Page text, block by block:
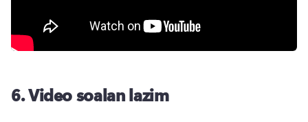
6.Video soalan lazim